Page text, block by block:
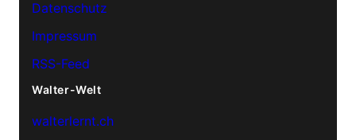
Datenschutz
Impressum
RSS-Feed
Walter-Welt
walterlernt.ch